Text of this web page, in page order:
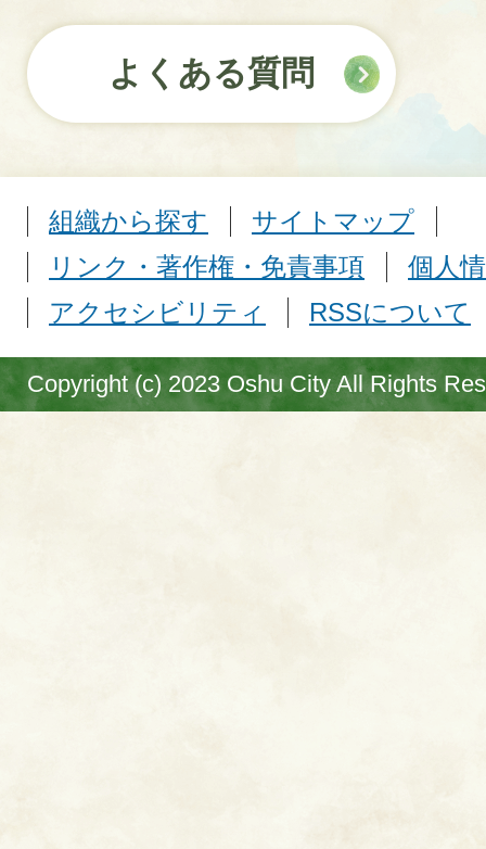
よくある質問
組織から探す
サイトマップ
リンク・著作権・免責事項
個人
アクセシビリティ
RSSについて
Copyright (c) 2023 Oshu City All Rights